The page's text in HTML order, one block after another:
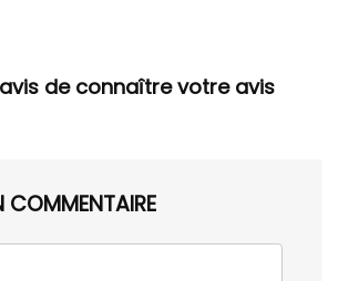
de connaître votre avis
COMMENTAIRE